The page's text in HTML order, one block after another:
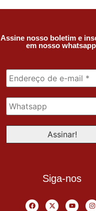
Assine nosso boletim e
em nosso
Siga-nos